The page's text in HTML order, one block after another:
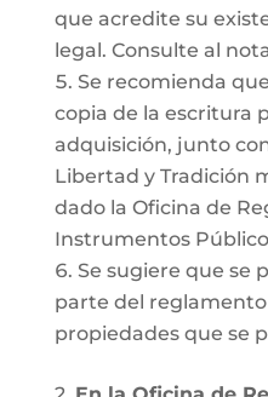
que acredite su
legal. Consulte al
Se recomienda
copia de la escritura
adquisición, junto
Libertad y Tradición
dado la Oficina de
Instrumentos
Se sugiere que se
parte del
propiedades que se